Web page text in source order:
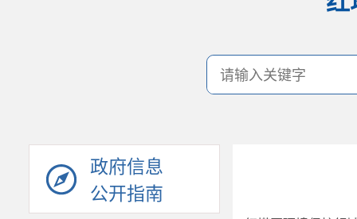
政府信息
公开指南